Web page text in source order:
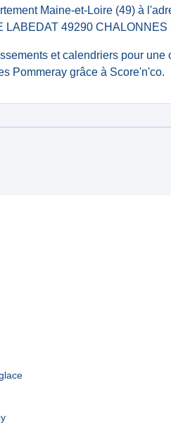
Maine-et-Loire (49) à
LABEDAT 49290 CHALONNES
et calendriers pour une
Pommeray grâce à Score'n'co.